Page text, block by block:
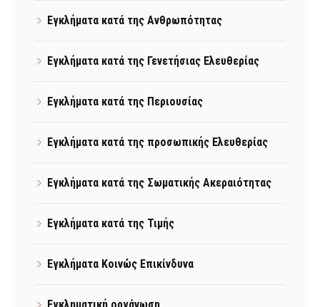
Εγκλήματα κατά της Ανθρωπότητας
Εγκλήματα κατά της Γενετήσιας Ελευθερίας
Εγκλήματα κατά της Περιουσίας
Εγκλήματα κατά της προσωπικής Ελευθερίας
Εγκλήματα κατά της Σωματικής Ακεραιότητας
Εγκλήματα κατά της Τιμής
Εγκλήματα Κοινώς Επικίνδυνα